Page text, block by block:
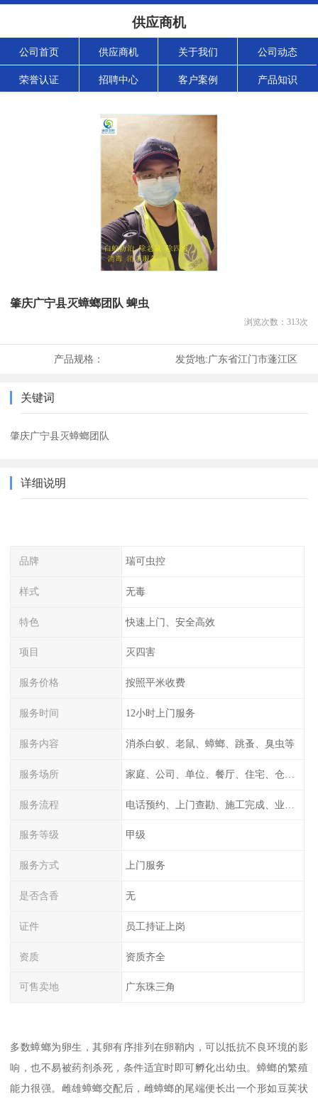
供应商机
公司首页 供应商机 关于我们 公司动态
荣誉认证 招聘中心 客户案例 产品知识
肇庆广宁县灭蟑螂团队 蜱虫
浏览次数： 313次
产品规格： 发货地:广东省江门市蓬江区
关键词
肇庆广宁县灭蟑螂团队
详细说明
品牌 瑞可虫控
样式 无毒
特色 快速上门、安全高效
项目 灭四害
服务价格 按照平米收费
服务时间 12小时上门服务
服务内容 消杀白蚁、老鼠、蟑螂、跳蚤、臭虫等
服务场所
服务流程
服务等级 甲级
服务方式 上门服务
是否含香 无
证件 员工持证上岗
资质 资质齐全
可售卖地 广东珠三角
多数蟑螂为卵生，其卵有序排列在卵鞘内，可以抵抗不良环境的影
响，也不易被药剂杀死，条件适宜时即可孵化出幼虫。蟑螂的繁殖
能力很强。雌雄蟑螂交配后，雌蟑螂的尾端便长出一个形如豆荚状